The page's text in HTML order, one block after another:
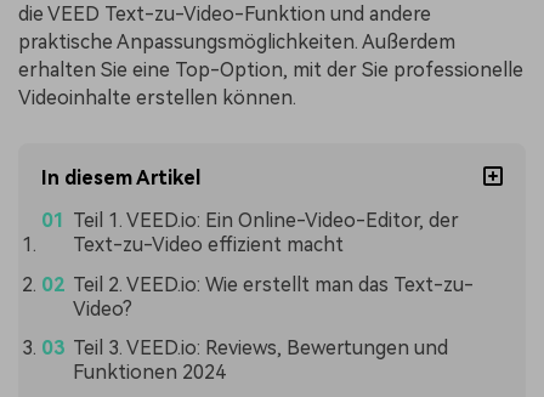
die VEED Text-zu-Video-Funktion und andere
praktische Anpassungsmöglichkeiten. Außerdem
erhalten Sie eine Top-Option, mit der Sie professionelle
Videoinhalte erstellen können.
In diesem Artikel
Teil 1. VEED.io: Ein Online-Video-Editor, der
Text-zu-Video effizient macht
Teil 2. VEED.io: Wie erstellt man das Text-zu-
Video?
Teil 3. VEED.io: Reviews, Bewertungen und
Funktionen 2024